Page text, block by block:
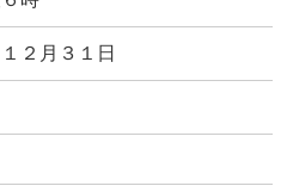
２月３１日